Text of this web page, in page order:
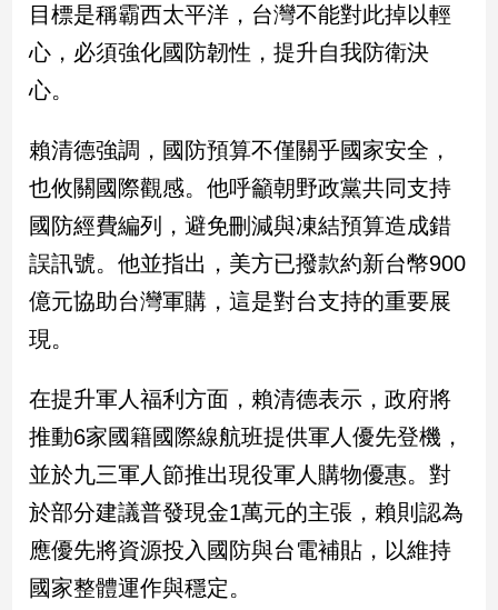
品
觀
點
民
國
會
點
觀
點
兩
岸/
國
際
會/
地
方
新
目標是稱霸西太平洋，台灣不能對此掉以輕
心，必須強化國防韌性，提升自我防衛決
心。
賴清德強調，國防預算不僅關乎國家安全，
也攸關國際觀感。他呼籲朝野政黨共同支持
國防經費編列，避免刪減與凍結預算造成錯
誤訊號。他並指出，美方已撥款約新台幣900
億元協助台灣軍購，這是對台支持的重要展
現。
在提升軍人福利方面，賴清德表示，政府將
推動6家國籍國際線航班提供軍人優先登機，
並於九三軍人節推出現役軍人購物優惠。對
於部分建議普發現金1萬元的主張，賴則認為
應優先將資源投入國防與台電補貼，以維持
國家整體運作與穩定。